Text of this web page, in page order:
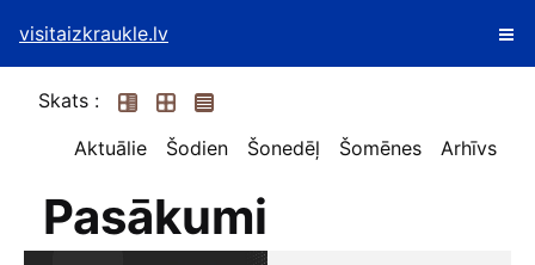
visitaizkraukle.lv
Skats :
Aktuālie
Šodien Šonedēļ Šomēnes Arhīvs
Pasākumi